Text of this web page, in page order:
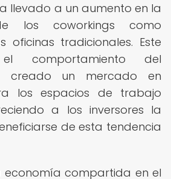
llevado a un aumento en la
los coworkings como
oficinas tradicionales. Este
comportamiento del
creado un mercado en
los espacios de trabajo
a los inversores la
de esta tendencia
economía compartida en el